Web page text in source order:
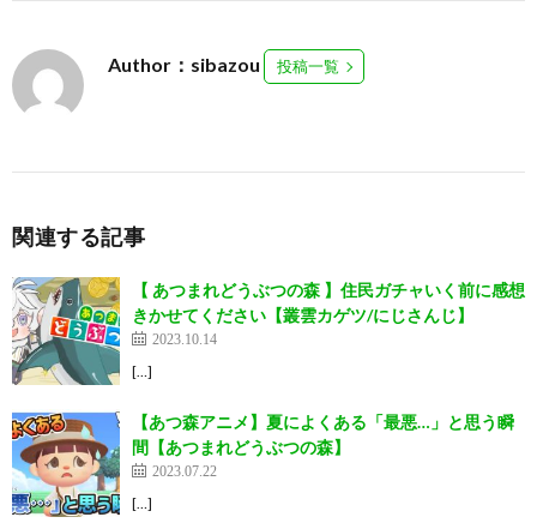
Author：sibazou 投稿一覧
関連する記事
【 あつまれどうぶつの森 】住民ガチャいく前に感想
きかせてください【叢雲カゲツ/にじさんじ】
2023.10.14
[…]
【あつ森アニメ】夏によくある「最悪…」と思う瞬
間【あつまれどうぶつの森】
2023.07.22
[…]